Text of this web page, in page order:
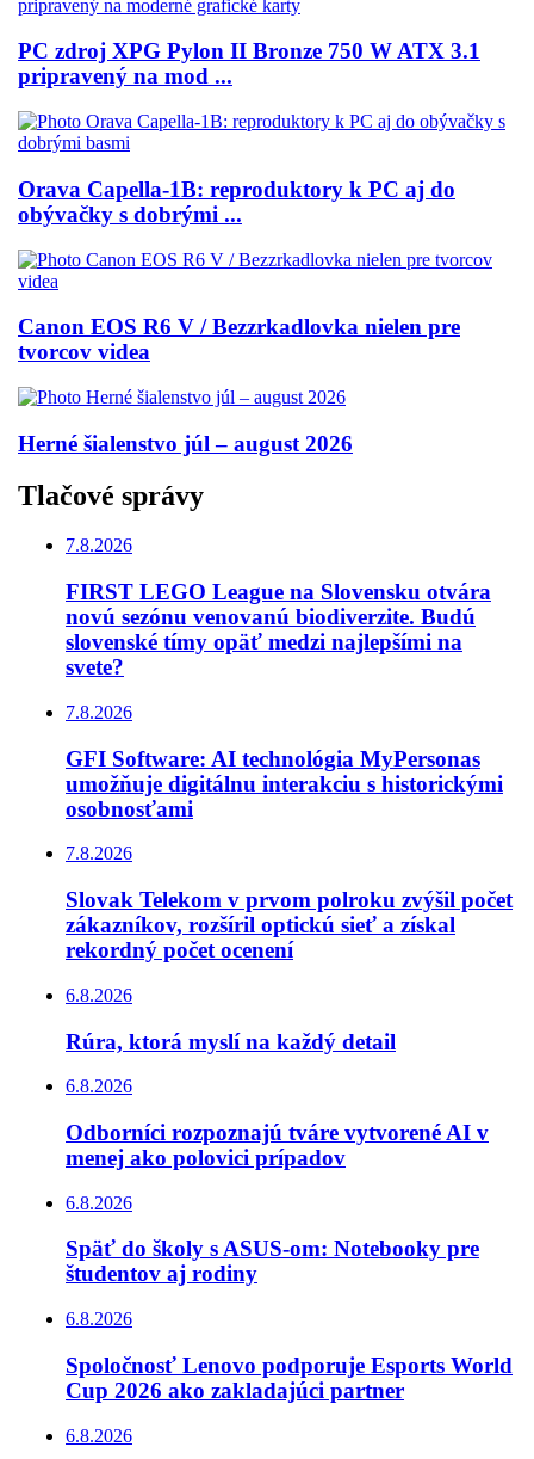
PC zdroj XPG Pylon II Bronze 750 W ATX 3.1
pripravený na mod ...
Orava Capella-1B: reproduktory k PC aj do
obývačky s dobrými ...
Canon EOS R6 V / Bezzrkadlovka nielen pre
tvorcov videa
Herné šialenstvo júl – august 2026
Tlačové správy
7.8.2026
FIRST LEGO League na Slovensku otvára
novú sezónu venovanú biodiverzite. Budú
slovenské tímy opäť medzi najlepšími na
svete?
7.8.2026
GFI Software: AI technológia MyPersonas
umožňuje digitálnu interakciu s historickými
osobnosťami
7.8.2026
Slovak Telekom v prvom polroku zvýšil počet
zákazníkov, rozšíril optickú sieť a získal
rekordný počet ocenení
6.8.2026
Rúra, ktorá myslí na každý detail
6.8.2026
Odborníci rozpoznajú tváre vytvorené AI v
menej ako polovici prípadov
6.8.2026
Späť do školy s ASUS-om: Notebooky pre
študentov aj rodiny
6.8.2026
Spoločnosť Lenovo podporuje Esports World
Cup 2026 ako zakladajúci partner
6.8.2026